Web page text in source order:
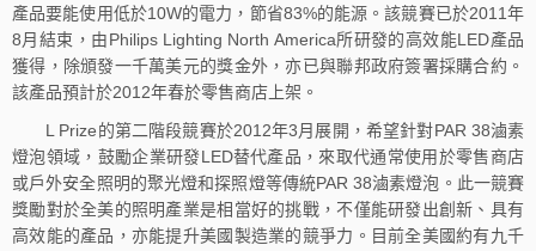
產品要能使用低於10W的電力，節省83%的能源。該競賽已於2011年
8月結束，由Philips Lighting North America所研發的高效能LED產品
獲得，除頒發一千萬美元的獎金外，亦已與聯邦政府簽署採購合約。
該產品預計於2012年春於零售商店上架。
L Prize的第二階段競賽於2012年3月展開，希望針對PAR 38滷素
燈泡領域，鼓勵企業研發LED替代產品，來取代通常使用於零售商店
或戶外安全照明的聚光燈和探照燈等傳統PAR 38滷素燈泡。此一競賽
獎勵對於全美的照明產業是相當好的挑戰，不僅能研發出創新、具有
高效能的產品，亦能提升美國製造業的競爭力。目前全美國約有九千